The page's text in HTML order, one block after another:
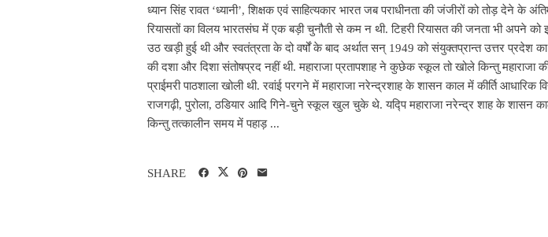
ध्यान सिंह रावत ‘ध्यानी’, शिक्षक एवं साहित्यकार भारत जब पराधीनता की जंजीरों को तोड़ देने के
रियासतों का विलय भारतसंघ में एक बड़ी चुनौती से कम न थी. टिहरी रियासत की जनता भी अपने
उठ खड़ी हुई थी और स्वतंत्रता के दो वर्षों के बाद अर्थात सन् 1949 को संयुक्तप्रान्त उत्तर प्रदेश का
की दशा और दिशा संतोषप्रद नहीं थी. महाराजा प्रतापशाह ने कुछेक स्कूल तो खोले किन्तु महाराजा
प्राईमरी पाठशाला खोली थी. रवांई परगने में महाराजा नरेन्द्रशाह के शासन काल में कीर्ति आधारिक
राजगढ़ी, पुरोला, ठडियार आदि गिने-चुने स्कूल खुल चुके थे. यद्पि महाराजा नरेन्द्र शाह के
किन्तु तत्कालीन समय में पहाड़ ...
SHARE